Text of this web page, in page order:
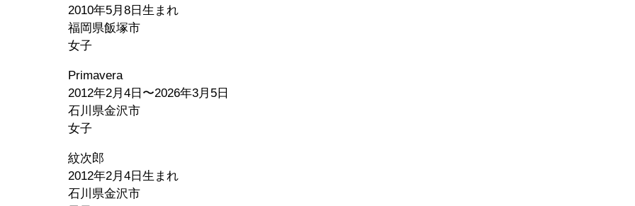
2010年5月8日生まれ
福岡県飯塚市
女子
Primavera
2012年2月4日〜2026年3月5日
石川県金沢市
女子
紋次郎
2012年2月4日生まれ
石川県金沢市